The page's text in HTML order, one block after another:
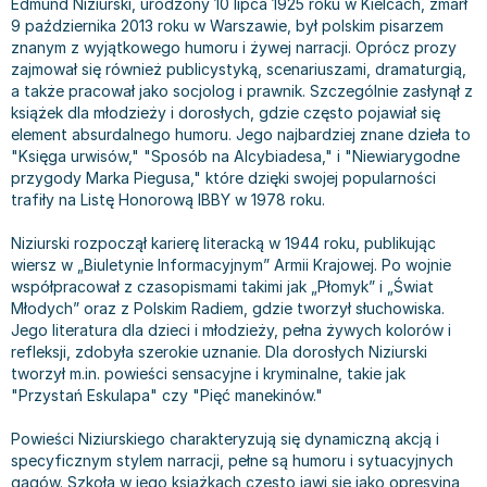
Bajki wiersze
Do kolorowania i naklejania
Kontrastowe obrazki
Kreatywne / Aktywizujące
Poznawanie świata
Podręczniki szkolne
Edukacja przedszkolna
Szkoła podstawowa
Szkoły wyższe
Szkoła zawodowa
Książki: finanse, księgowość, bankowość
Książki o gospodarce
Inne
Książki o marketingu
Książki o zarządzaniu
Historia - książki
Archeologia - książki
Historia świata - książki
II Wojna Światowa - książki
Książki militarne
Książki: Prawo
Inne
Książki: Prawo administracyjne
Książki: Prawo finansowe
Książki: Prawo karne
Książki: pamiętniki, dzienniki i listy
Wywiady, wspomnienia - książki
Komiksy
Komiksy dla dorosłych
Komiksy dla dzieci
Komiksy dla młodzieży
Komiksy obcojęzyczne
Książki fantasy
Książki horrory
Science Fiction - książki
Książki kryminały
Książki z poezją, aforyzmami i dramaty
Książki dramaty
Tomiki poezji
Książki o sztuce
Liceum i technikum
Podręczniki do 1 klasy liceum i technikum
Podręczniki do 2 klasy liceum i technikum
Podręczniki do 3 klasy liceum i technikum
Podręczniki do klasy 4 liceum i technikum
Podręczniki do szkoły zawodowej
Podręczniki do 1 klasy szkoły zawodowej
Podręczniki do 3 klasy szkoły zawodowej
Książki dla dzieci
Książki dla dzieci do 2 lat
Książki: bajki dla dzieci do 2 lat
Do kąpieli i zabawy
Kolorowanki i książki do naklejania do 2 lat
Obrazki kontrastowe dla niemowląt
Poznawanie świata dla dzieci do 2 lat - książki
Książki o sportowcach
Książki: Turystyka i podróże
Albumy krajoznawcze
Albumy krajoznawcze - Polska
Albumy krajoznawcze - Świat
Atlasy
Atlasy - Polska
Globusy
Mapy
Mapy - Polska
Mapy - Świat
Przewodniki turystyczne
Przewodniki turystyczne - Polska
Książki: Zdrowie, rodzina, związki
Książki: Rodzina, związki
Julian Tuwim
Bracia Grimm
Stephen King
Tanya Valko
Lauren Kate
Jan Brzechwa
E. L. James
Waldemar Łysiak
Monika Szwaja
Camilla Läckberg
Jan Kochanowski
Henning Mankell
Beata Pawlikowska
Diana Palmer
Bear Grylls
Edmund Niziurski, urodzony 10 lipca 1925 roku w Kielcach, zmarł
9 października 2013 roku w Warszawie, był polskim pisarzem
znanym z wyjątkowego humoru i żywej narracji. Oprócz prozy
zajmował się również publicystyką, scenariuszami, dramaturgią,
a także pracował jako socjolog i prawnik. Szczególnie zasłynął z
książek dla młodzieży i dorosłych, gdzie często pojawiał się
element absurdalnego humoru. Jego najbardziej znane dzieła to
"Księga urwisów," "Sposób na Alcybiadesa," i "Niewiarygodne
przygody Marka Piegusa," które dzięki swojej popularności
trafiły na Listę Honorową IBBY w 1978 roku.
Niziurski rozpoczął karierę literacką w 1944 roku, publikując
wiersz w „Biuletynie Informacyjnym” Armii Krajowej. Po wojnie
współpracował z czasopismami takimi jak „Płomyk” i „Świat
Młodych” oraz z Polskim Radiem, gdzie tworzył słuchowiska.
Jego literatura dla dzieci i młodzieży, pełna żywych kolorów i
refleksji, zdobyła szerokie uznanie. Dla dorosłych Niziurski
tworzył m.in. powieści sensacyjne i kryminalne, takie jak
"Przystań Eskulapa" czy "Pięć manekinów."
Powieści Niziurskiego charakteryzują się dynamiczną akcją i
specyficznym stylem narracji, pełne są humoru i sytuacyjnych
gagów. Szkoła w jego książkach często jawi się jako opresyjna